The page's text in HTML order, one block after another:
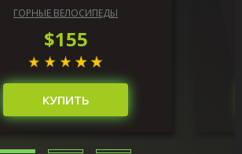
ГОРНЫЕ ВЕЛОСИПЕДЫ
$155
КУПИТЬ